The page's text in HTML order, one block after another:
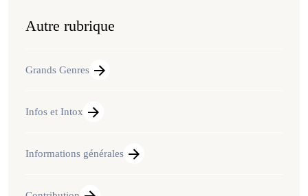
Autre rubrique
Grands Genres
Infos et Intox
Informations générales